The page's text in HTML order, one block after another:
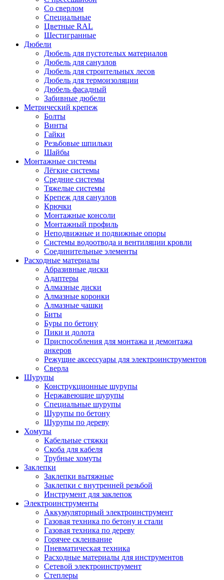
Со сверлом
Специальные
Цветные RAL
Шестигранные
Дюбели
Дюбель для пустотелых материалов
Дюбель для санузлов
Дюбель для строительных лесов
Дюбель для термоизоляции
Дюбель фасадный
Забивные дюбели
Метрический крепеж
Болты
Винты
Гайки
Резьбовые шпильки
Шайбы
Монтажные системы
Лёгкие системы
Средние системы
Тяжелые системы
Крепеж для санузлов
Крючки
Монтажные консоли
Монтажный профиль
Неподвижные и подвижные опоры
Системы водоотвода и вентиляции кровли
Соединительные элементы
Расходные материалы
Абразивные диски
Адаптеры
Алмазные диски
Алмазные коронки
Алмазные чашки
Биты
Буры по бетону
Пики и долота
Приспособления для монтажа и демонтажа
анкеров
Режущие аксессуары для электроинструментов
Сверла
Шурупы
Конструкционные шурупы
Нержавеющие шурупы
Специальные шурупы
Шурупы по бетону
Шурупы по дереву
Хомуты
Кабельные стяжки
Скоба для кабеля
Трубные хомуты
Заклепки
Заклепки вытяжные
Заклепки с внутренней резьбой
Инструмент для заклепок
Электроинструменты
Аккумуляторный электроинструмент
Газовая техника по бетону и стали
Газовая техника по дереву
Горячее склеивание
Пневматическая техника
Расходные материалы для инструментов
Сетевой электроинструмент
Степлеры